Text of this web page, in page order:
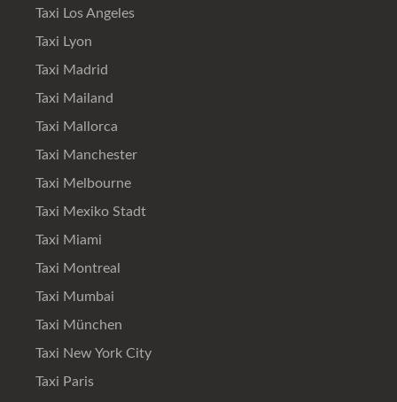
Taxi Los Angeles
Taxi Lyon
Taxi Madrid
Taxi Mailand
Taxi Mallorca
Taxi Manchester
Taxi Melbourne
Taxi Mexiko Stadt
Taxi Miami
Taxi Montreal
Taxi Mumbai
Taxi München
Taxi New York City
Taxi Paris